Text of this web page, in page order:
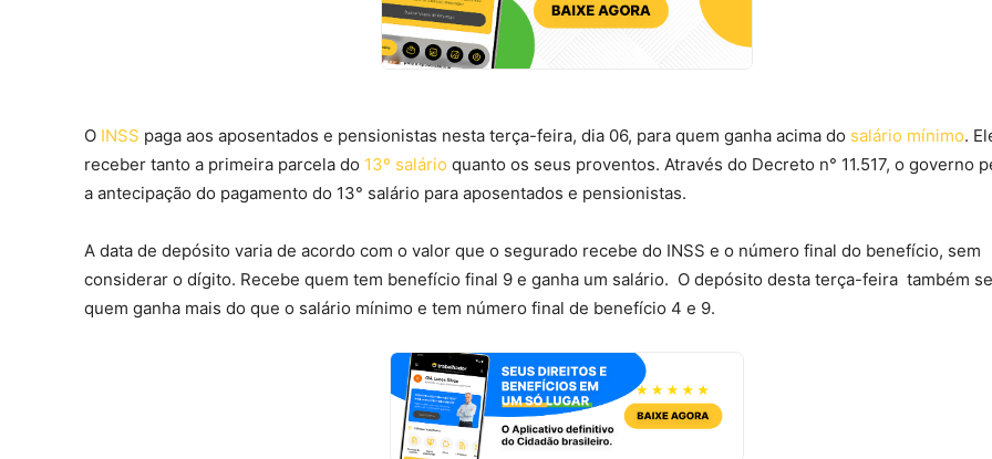
O INSS paga aos aposentados e pensionistas nesta terça-feira, dia 06, para quem ganha acima do salário mínimo.
receber tanto a primeira parcela do 13º salário quanto os seus proventos. Através do Decreto n° 11.517, o governo
a antecipação do pagamento do 13° salário para aposentados e pensionistas.
A data de depósito varia de acordo com o valor que o segurado recebe do INSS e o número final do benefício, sem
considerar o dígito. Recebe quem tem benefício final 9 e ganha um salário. O depósito desta terça-feira também
quem ganha mais do que o salário mínimo e tem número final de benefício 4 e 9.